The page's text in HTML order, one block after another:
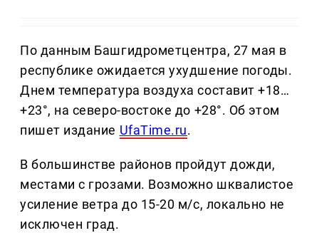
По данным Башгидрометцентра, 27 мая в
республике ожидается ухудшение погоды.
Днем температура воздуха составит +18…
+23°, на северо-востоке до +28°. Об этом
пишет издание UfaTime.ru.
В большинстве районов пройдут дожди,
местами с грозами. Возможно шквалистое
усиление ветра до 15-20 м/с, локально не
исключен град.